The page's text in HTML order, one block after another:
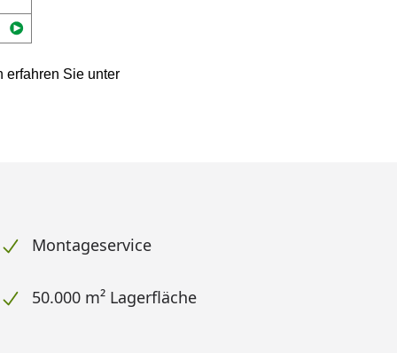
erfahren Sie unter
Montageservice
50.000 m² Lagerfläche